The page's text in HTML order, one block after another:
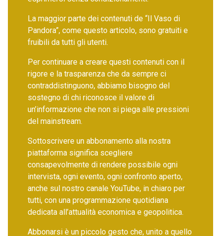
La maggior parte dei contenuti de “Il Vaso di
Pandora”, come questo articolo, sono gratuiti e
fruibili da tutti gli utenti.
Per continuare a creare questi contenuti con il
rigore e la trasparenza che da sempre ci
contraddistinguono, abbiamo bisogno del
sostegno di chi riconosce il valore di
un’informazione che non si piega alle pressioni
del mainstream.
Sottoscrivere un abbonamento alla nostra
piattaforma significa scegliere
consapevolmente di rendere possibile ogni
intervista, ogni evento, ogni confronto aperto,
anche sul nostro canale YouTube, in chiaro per
tutti, con una programmazione quotidiana
dedicata all’attualità economica e geopolitica.
Abbonarsi è un piccolo gesto che, unito a quello